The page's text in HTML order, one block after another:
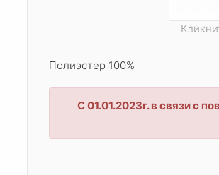
Полиэстер 100%
С 01.01.2023г. в связи с